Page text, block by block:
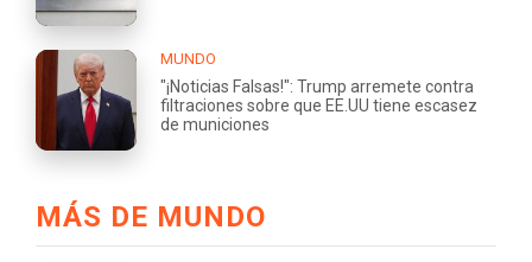
MUNDO
"¡Noticias Falsas!": Trump arremete contra
filtraciones sobre que EE.UU tiene escasez
de municiones
MÁS DE MUNDO